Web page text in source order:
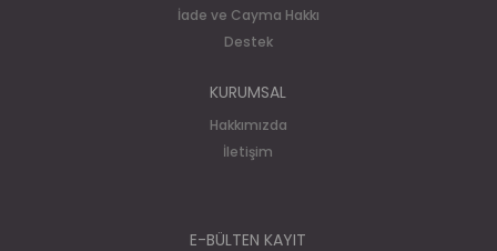
İade ve Cayma Hakkı
Destek
KURUMSAL
Hakkımızda
İletişim
E-BÜLTEN KAYIT